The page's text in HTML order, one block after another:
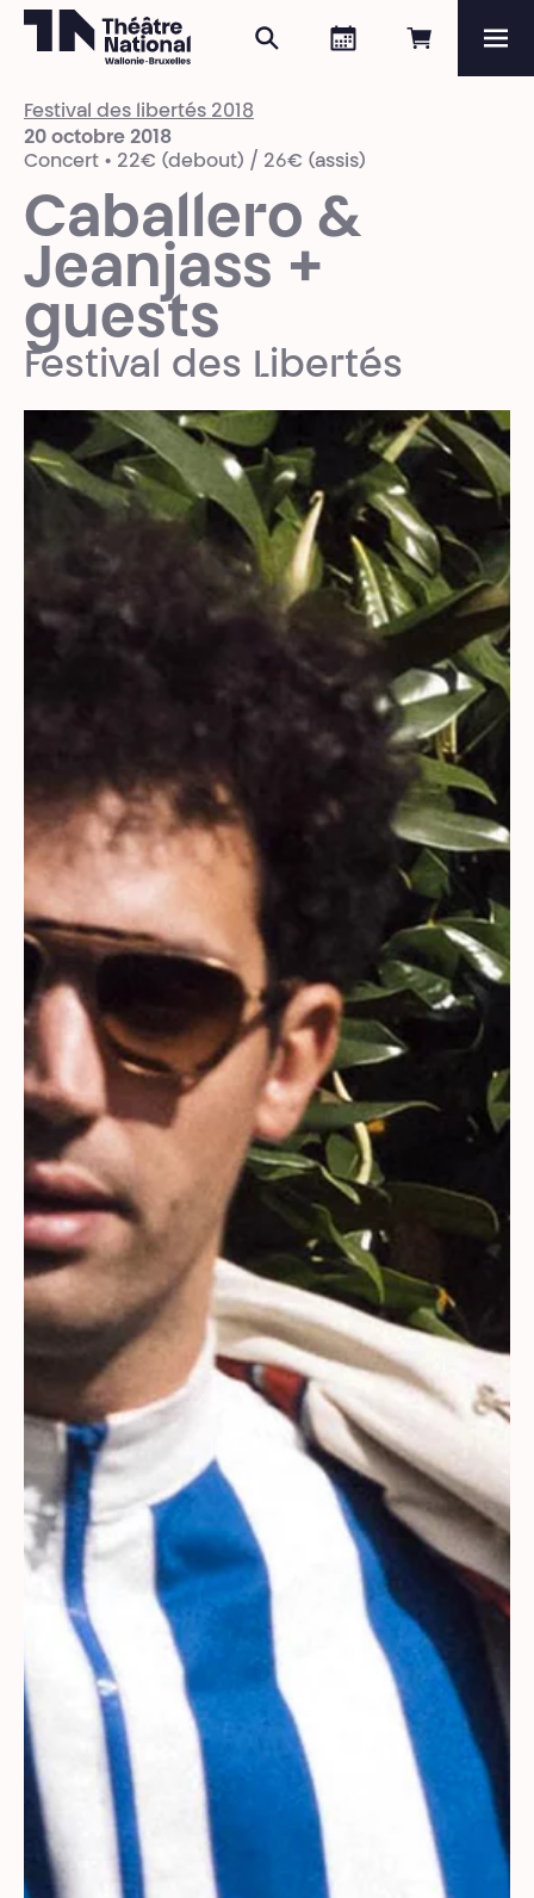
Réserver
Agenda
Rechercher
Programme
Festival des libertés 2018
20 octobre 2018
Concert • 22€ (debout) / 26€ (assis)
Caballero &
Jeanjass +
guests
Festival des Libertés